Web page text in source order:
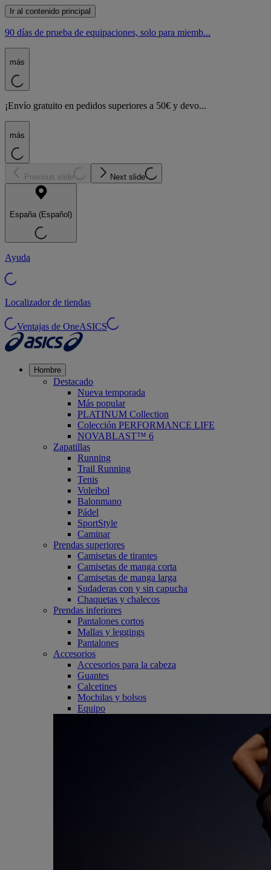
Ir al contenido principal
90 días de prueba de equipaciones, solo para miemb...
más
¡Envío gratuito en pedidos superiores a 50€ y devo...
más
Previous slide Next slide
España (Español)
Ayuda
Localizador de tiendas
Ventajas de OneASICS
Hombre
Destacado
Nueva temporada
Más popular
PLATINUM Collection
Colección PERFORMANCE LIFE
NOVABLAST™ 6
Zapatillas
Running
Trail Running
Tenis
Voleibol
Balonmano
Pádel
SportStyle
Caminar
Prendas superiores
Camisetas de tirantes
Camisetas de manga corta
Camisetas de manga larga
Sudaderas con y sin capucha
Chaquetas y chalecos
Prendas inferiores
Pantalones cortos
Mallas y leggings
Pantalones
Accesorios
Accesorios para la cabeza
Guantes
Calcetines
Mochilas y bolsos
Equipo